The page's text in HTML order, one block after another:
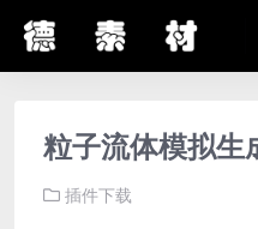
粒子流体模拟
插件下载